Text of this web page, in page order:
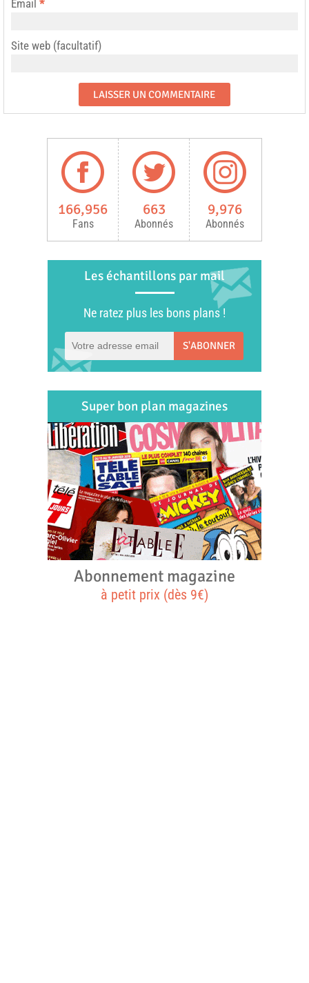
Email *
Site web (facultatif)
166,956
Fans
663
Abonnés
9,976
Abonnés
Les échantillons par mail
Ne ratez plus les bons plans !
S'ABONNER
Super bon plan magazines
Abonnement magazine
à petit prix (dès 9€)